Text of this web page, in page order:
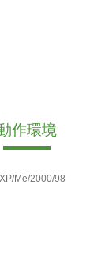
作環境
Me/2000/98